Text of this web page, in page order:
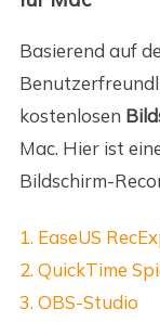
Basierend auf
kostenlosen
Mac. Hier ist
Bildschirm-
1. EaseUS
2. QuickTime
3. OBS-Studio